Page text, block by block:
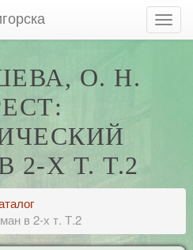
О. Н.
2-Х Т. Т.2
в 2-х т. Т.2